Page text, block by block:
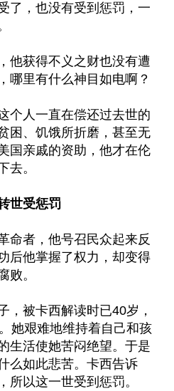
了，也没有受到惩罚，一
他获得不义之财也没有遭
哪里有什么神目如电啊？
个人一直在偿还过去世的
困、饥饿所折磨，甚至无
国亲戚的资助，他才在伦
去。
世受惩罚
命者，他号召民众起来反
后他掌握了权力，却变得
败。
，被卡西解读时已40岁，
她艰难地维持着自己和孩
生活使她苦闷绝望。于是
么如此悲苦。卡西告诉
所以这一世受到惩罚。